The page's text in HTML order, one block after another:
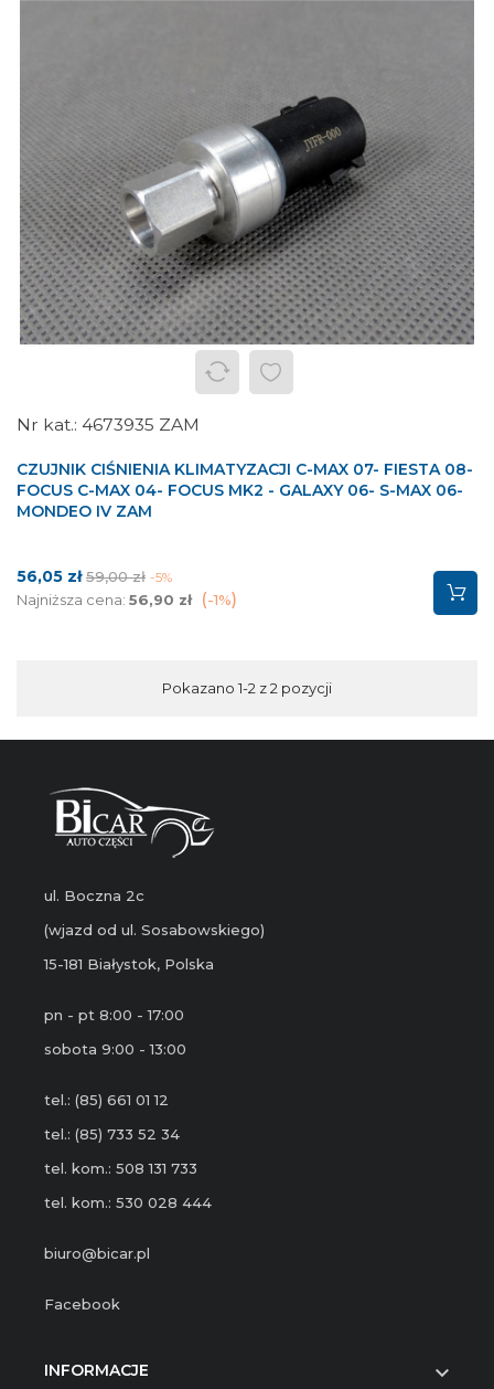
4673935 ZAM
CZUJNIK CIŚNIENIA KLIMATYZACJI C-MAX 07- FIESTA 08-
FOCUS C-MAX 04- FOCUS MK2 - GALAXY 06- S-MAX 06-
MONDEO IV ZAM
Cena
56,05 zł Cena
podstawowa
59,00 zł -5%
Najniższa cena: 56,90 zł -1%
Pokazano 1-2 z 2 pozycji
ul. Boczna 2c
(wjazd od ul. Sosabowskiego)
15-181 Białystok, Polska
pn - pt 8:00 - 17:00
sobota 9:00 - 13:00
tel.: (85) 661 01 12
tel.: (85) 733 52 34
tel. kom.: 508 131 733
tel. kom.: 530 028 444
biuro@bicar.pl
Facebook
INFORMACJE 